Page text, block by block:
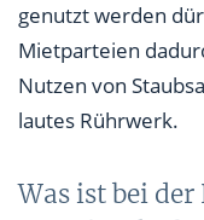
genutzt werden
Mietparteien
Nutzen von
lautes Rührwerk.
Was ist bei der